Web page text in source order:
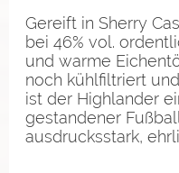
Gereift in Sherry
bei 46% vol.
und warme
noch kühlfiltriert
ist der Highlander
gestandener
ausdrucksstark,